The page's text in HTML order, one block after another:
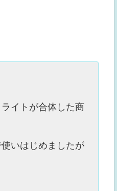
イトが合体した商
いはじめましたが